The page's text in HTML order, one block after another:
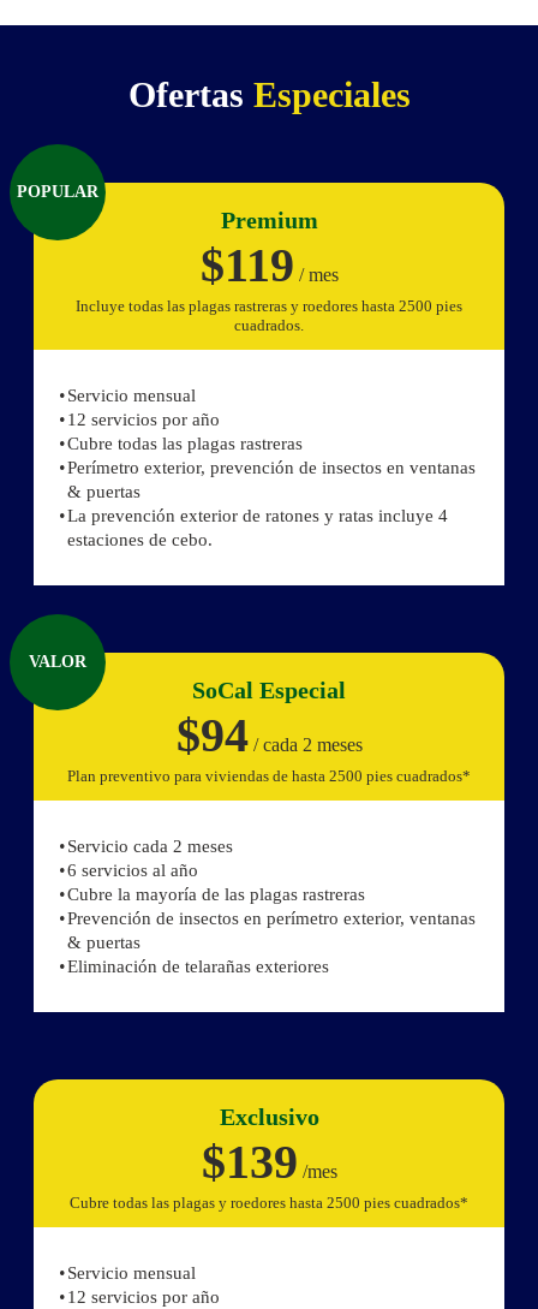
Ofertas Especiales
POPULAR
Premium
$119 / mes
Incluye todas las plagas rastreras y roedores hasta 2500 pies
cuadrados.
Servicio mensual
12 servicios por año
Cubre todas las plagas rastreras
Perímetro exterior, prevención de insectos en ventanas
& puertas
La prevención exterior de ratones y ratas incluye 4
estaciones de cebo.
VALOR
SoCal Especial
$94/ cada 2 meses
Plan preventivo para viviendas de hasta 2500 pies cuadrados*
Servicio cada 2 meses
6 servicios al año
Cubre la mayoría de las plagas rastreras
Prevención de insectos en perímetro exterior, ventanas
& puertas
Eliminación de telarañas exteriores
Exclusivo
$139 /mes
Cubre todas las plagas y roedores hasta 2500 pies cuadrados*
Servicio mensual
12 servicios por año